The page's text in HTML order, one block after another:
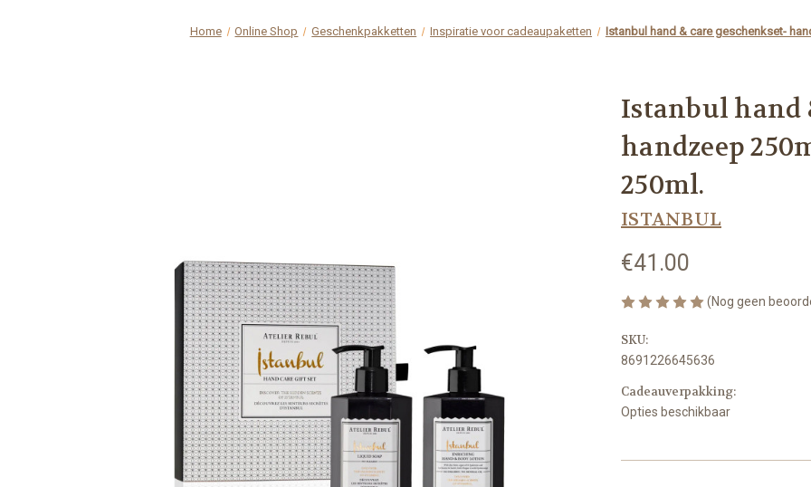
Home Online Shop Geschenkpakketten Inspiratie voor cadeaupaketten Istanbul hand & care geschenkset-
Istanbul hand
handzeep
250ml.
ISTANBUL
€41.00
(Nog geen
SKU:
8691226645636
Cadeauverpakking:
Opties beschikbaar